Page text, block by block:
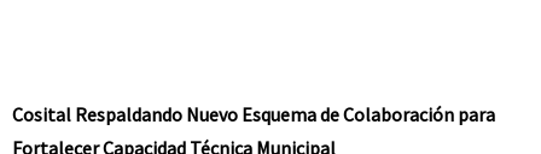
Cosital Respaldando Nuevo Esquema de Colaboración para
Fortalecer Capacidad Técnica Municipal